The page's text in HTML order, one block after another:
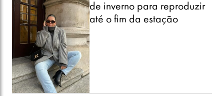
de inverno para reproduzir
até o fim da estação